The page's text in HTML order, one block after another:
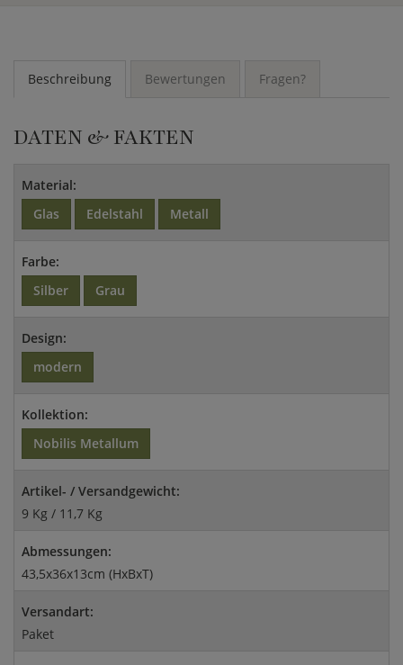
Beschreibung Bewertungen Fragen?
DATEN & FAKTEN
Material:
Glas
Edelstahl Metall
Farbe:
Silber
Grau
Design:
modern
Kollektion:
Nobilis Metallum
Artikel- / Versandgewicht:
9 Kg / 11,7 Kg
Abmessungen:
43,5x36x13cm (HxBxT)
Versandart:
Paket